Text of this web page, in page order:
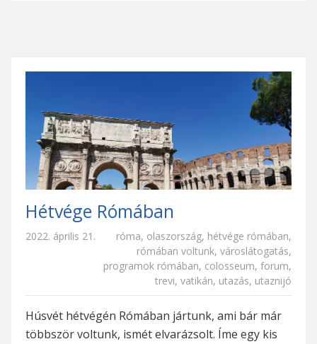
Hétvége Rómában
2022. április 21. róma, olaszország, hétvége rómában,
rómában voltunk, városlátogatás,
programok rómában, colosseum, forum,
trevi, vatikán, utazás, utaznijó
Húsvét hétvégén Rómában jártunk, ami bár már
többször voltunk, ismét elvarázsolt. Íme egy kis